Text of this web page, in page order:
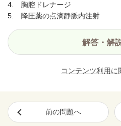
4. 胸腔ドレナージ
5. 降圧薬の点滴静脈内注射
解答・解
コンテンツ利用に
前の問題へ